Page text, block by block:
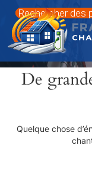
contenu
principal
Recherche
de
produits
De
Quelque chose